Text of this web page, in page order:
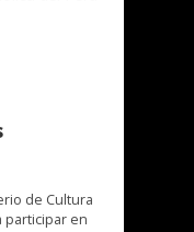
de Cultura
participar en